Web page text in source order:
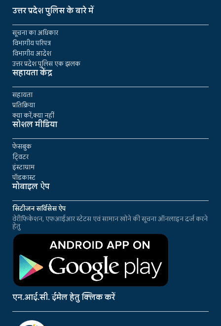
उत्तर प्रदेश पुलिस के बारे में
सूचना का अधिकार
विभागीय परिपत्र
विभागीय आदेश
उत्तर प्रदेश पुलिस एक झलक
सहायता केंद्र
सहायता
प्रतिक्रिया
क्या करें,क्या नहीं
सोशल मीडिया
फेसबुक
ट्विटर
इंस्टाग्राम
पॉडकास्ट
मोबाइल ऐप
सिटीजन सर्विसेस ऐप
वेरीफिकेशन, एफआईआर स्टेटस एवं सामान खोने की सूचना ऑनलाइन दर्ज करने
हेतु
एन.आई.सी. ईमेल हेतु क्लिक करें